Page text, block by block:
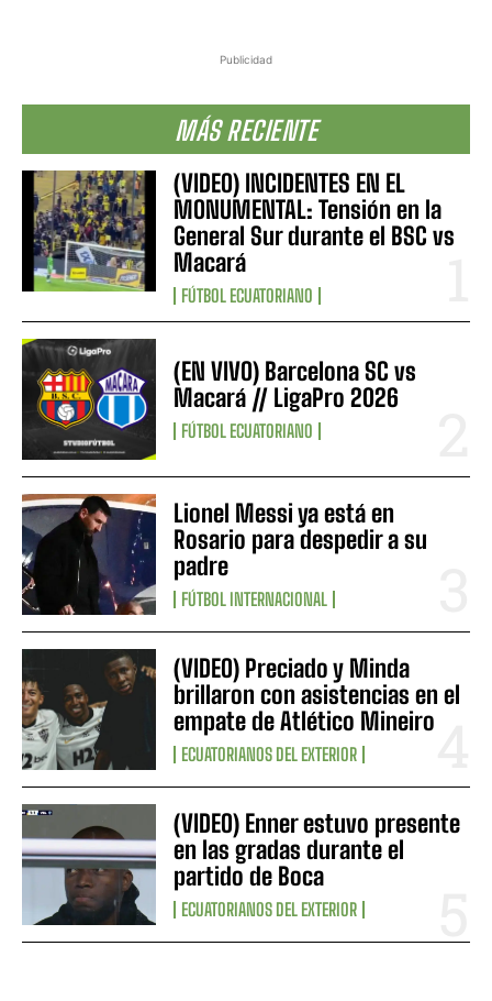
Publicidad
MÁS RECIENTE
(VIDEO) INCIDENTES EN EL
MONUMENTAL: Tensión en la
General Sur durante el BSC vs
Macará
FÚTBOL ECUATORIANO
(EN VIVO) Barcelona SC vs
Macará // LigaPro 2026
FÚTBOL ECUATORIANO
Lionel Messi ya está en
Rosario para despedir a su
padre
FÚTBOL INTERNACIONAL
(VIDEO) Preciado y Minda
brillaron con asistencias en el
empate de Atlético Mineiro
ECUATORIANOS DEL EXTERIOR
(VIDEO) Enner estuvo presente
en las gradas durante el
partido de Boca
ECUATORIANOS DEL EXTERIOR